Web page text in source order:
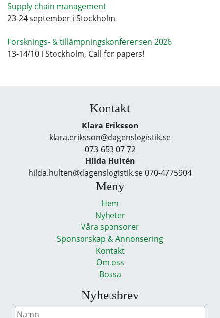
Supply chain management
23-24 september i Stockholm
Forsknings- & tillämpningskonferensen 2026
13-14/10 i Stockholm, Call for papers!
Kontakt
Klara Eriksson
klara.eriksson@dagenslogistik.se
073-653 07 72
Hilda Hultén
hilda.hulten@dagenslogistik.se 070-4775904
Meny
Hem
Nyheter
Våra sponsorer
Sponsorskap & Annonsering
Kontakt
Om oss
Bossa
Nyhetsbrev